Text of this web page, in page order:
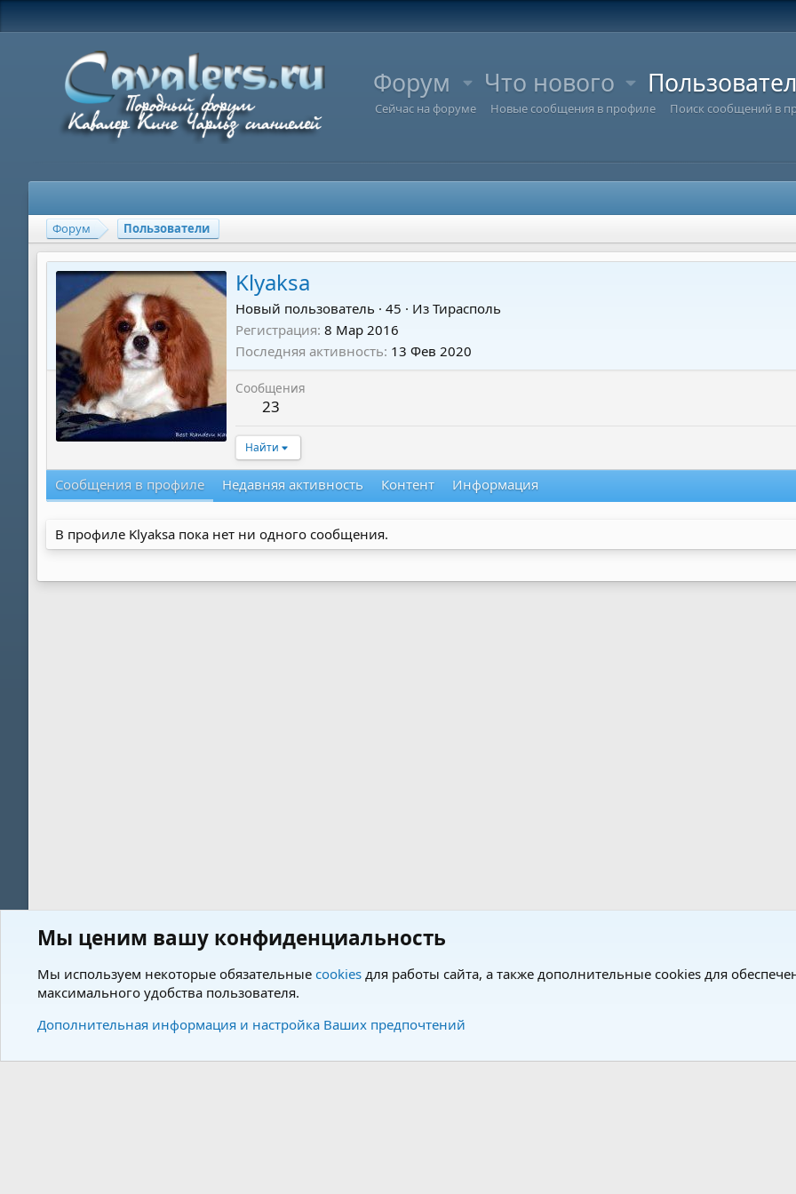
Форум Что нового
Сейчас на форуме Новые сообщения в профиле Поиск сообщений в
Форум Пользователи
Klyaksa
Новый пользователь · 45 · Из Тирасполь
Регистрация 8 Мар 2016
Последняя активность 13 Фев 2020
Сообщения
23
Найти
Сообщения в профиле Недавняя активность Контент Информация
В профиле Klyaksa пока нет ни одного сообщения.
Мы ценим вашу конфиденциальность
Мы используем некоторые обязательные cookies для работы сайта, а также дополнительные cookies для
максимального удобства пользователя.
Дополнительная информация и настройка Ваших предпочтений